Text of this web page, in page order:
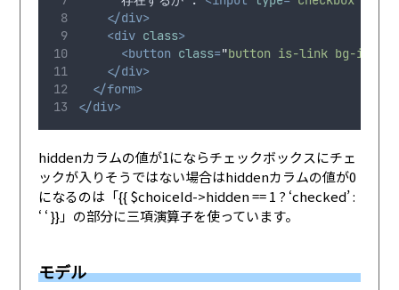
</div>
<div class>
<button class="button is-link bg-info
</div>
</form>
</div>
hiddenカラムの値が1にならチェックボックスにチェ
ックが入りそうではない場合はhiddenカラムの値が0
になるのは「{{ $choiceId->hidden == 1 ? ‘checked’ :
‘ ‘ }}」の部分に三項演算子を使っています。
モデル